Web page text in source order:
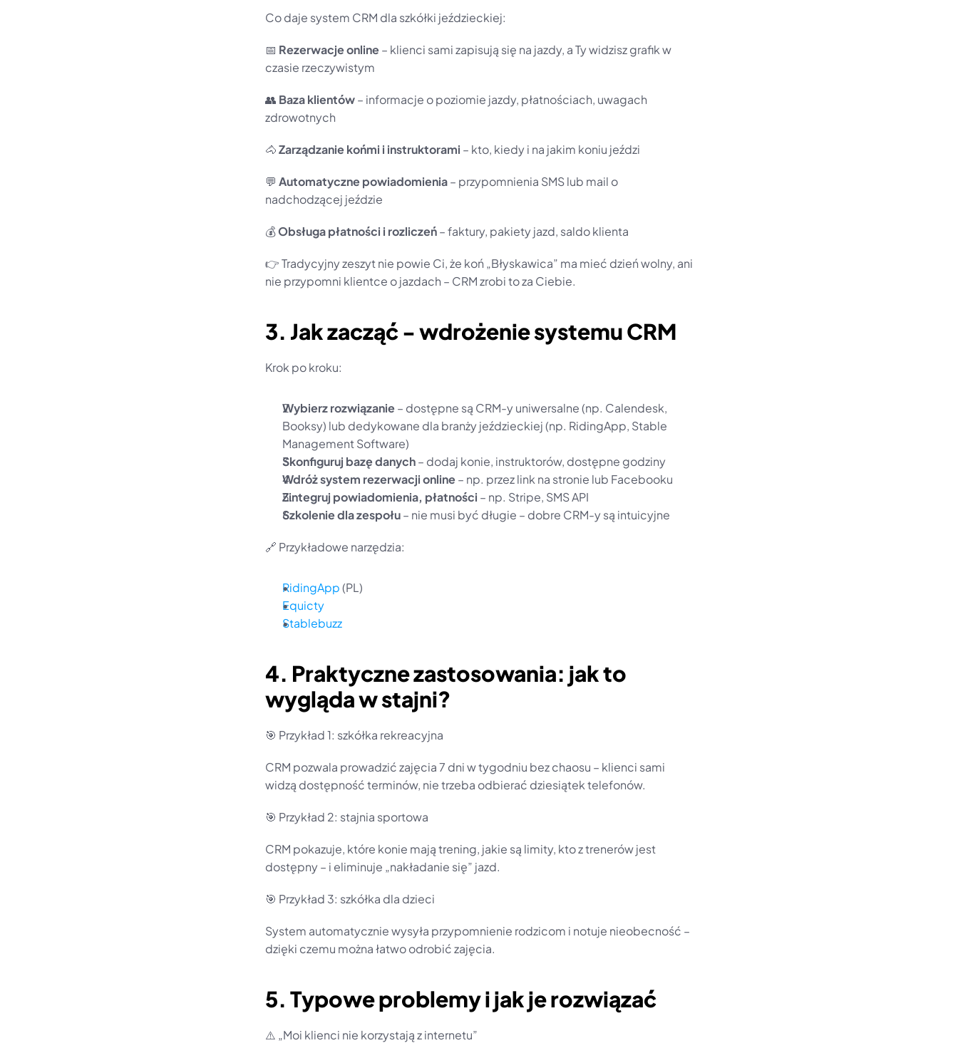
Co daje system CRM dla szkółki jeździeckiej:
📅 Rezerwacje online – klienci sami zapisują się na jazdy, a Ty widzisz grafik w
czasie rzeczywistym
👥 Baza klientów – informacje o poziomie jazdy, płatnościach, uwagach
zdrowotnych
🐴 Zarządzanie końmi i instruktorami – kto, kiedy i na jakim koniu jeździ
💬 Automatyczne powiadomienia – przypomnienia SMS lub mail o
nadchodzącej jeździe
💰 Obsługa płatności i rozliczeń – faktury, pakiety jazd, saldo klienta
👉 Tradycyjny zeszyt nie powie Ci, że koń „Błyskawica” ma mieć dzień wolny, ani
nie przypomni klientce o jazdach – CRM zrobi to za Ciebie.
3. Jak zacząć - wdrożenie systemu CRM
Krok po kroku:
Wybierz rozwiązanie – dostępne są CRM-y uniwersalne (np. Calendesk,
Booksy) lub dedykowane dla branży jeździeckiej (np. RidingApp, Stable
Management Software)
Skonfiguruj bazę danych – dodaj konie, instruktorów, dostępne godziny
Wdróż system rezerwacji online – np. przez link na stronie lub Facebooku
Zintegruj powiadomienia, płatności – np. Stripe, SMS API
Szkolenie dla zespołu – nie musi być długie – dobre CRM-y są intuicyjne
🔗 Przykładowe narzędzia:
RidingApp (PL)
Equicty
Stablebuzz
4. Praktyczne zastosowania: jak to
wygląda w stajni?
🎯 Przykład 1: szkółka rekreacyjna
CRM pozwala prowadzić zajęcia 7 dni w tygodniu bez chaosu – klienci sami
widzą dostępność terminów, nie trzeba odbierać dziesiątek telefonów.
🎯 Przykład 2: stajnia sportowa
CRM pokazuje, które konie mają trening, jakie są limity, kto z trenerów jest
dostępny – i eliminuje „nakładanie się” jazd.
🎯 Przykład 3: szkółka dla dzieci
System automatycznie wysyła przypomnienie rodzicom i notuje nieobecność –
dzięki czemu można łatwo odrobić zajęcia.
5. Typowe problemy i jak je rozwiązać
⚠️ „Moi klienci nie korzystają z internetu”